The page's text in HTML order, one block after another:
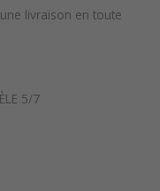
livraison en toute
5/7